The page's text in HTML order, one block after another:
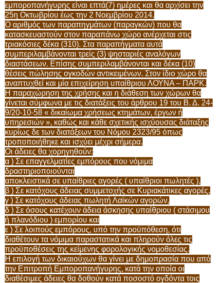
εμποροπανήγυρης είναι επτά(7) ημέρες και θα αρχίσει την
25η Οκτωβρίου έως την 2 Νοεμβρίου 2014.
Ο αριθμός των παραπηγμάτων (παραγκών) που θα
κατασκευαστούν στον παραπάνω χώρο ανέρχεται στις
τριακόσιες δέκα (310). Στα παραπήγματα αυτά
συμπεριλαμβάνονται τρείς (3) ψησταριές αναλόγων
διαστάσεων. Επίσης συμπεριλαμβάνονται και δέκα (10)
θέσεις πώλησης ογκοδών αντικειμένων. Στον ίδιο χώρο θα
αναπτυχθεί και μία επιχείρηση υπαίθριου ΛΟΥΝΑ – ΠΑΡΚ.
Η παραχώρηση της χρήσης και η διάθεση των χώρων θα
γίνεται σύμφωνα με τις διατάξεις του άρθρου 19 του Β. Δ. 24-
9/20-10-58 « δικαίωμα χρήσεως κτημάτων, έργων ή
υπηρεσιών », καθώς και κάθε σχετικής ισχύουσας διάταξης
κυρίως δε των διατάξεων του Νόμου 2323/95 όπως
τροποποιήθηκε και ισχύει μέχρι σήμερα.
Οι άδειες θα χορηγηθούν:
α ) Σε επαγγελματίες εμπόρους που νόμιμα
δραστηριοποιούνται
αποκλειστικά σε υπαίθριες αγορές ( υπαίθριοι πωλητές ),
β ) Σε κατόχους άδειας συμμετοχής σε Κυριακάτικες αγορές,
γ ) Σε κατόχους άδειας πωλητή Λαϊκών αγορών,
δ ) Σε όσους κατέχουν άδεια άσκησης υπαίθριου ( στάσιμου
ή πλανόδιου ) εμπορίου και
ε ) Σε λοιπούς εμπόρους, υπό την προϋπόθεση, ότι
διαθέτουν τα νόμιμα παραστατικά και πληρούν όλες τις
προϋποθέσεις της κείμενης φορολογικής νομοθεσίας.
Η επιλογή των δικαιούχων θα γίνει με δημοπρασία που από
την Επιτροπή Εμποροπανήγυρης, κατά την οποία οι
διαθέσιμες άδειες θα δοθούν κατά ποσοστό ογδόντα τοις